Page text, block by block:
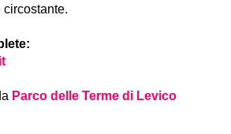
circostante.
Parco delle Terme di Levico